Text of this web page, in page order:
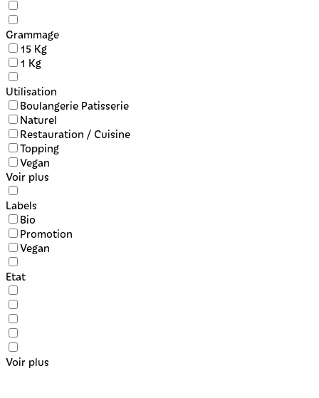
Grammage
15 Kg
1 Kg
Utilisation
Boulangerie Patisserie
Naturel
Restauration / Cuisine
Topping
Vegan
Voir plus
Labels
Bio
Promotion
Vegan
Etat
Voir plus